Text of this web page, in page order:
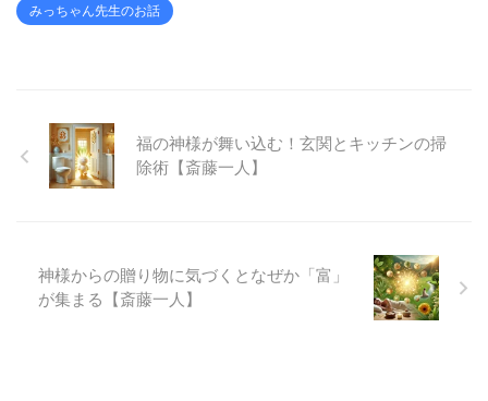
みっちゃん先生のお話
福の神様が舞い込む！玄関とキッチンの掃
除術【斎藤一人】
神様からの贈り物に気づくとなぜか「富」
が集まる【斎藤一人】